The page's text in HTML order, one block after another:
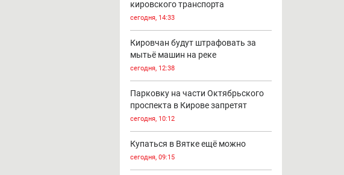
кировского транспорта
сегодня, 14:33
Кировчан будут штрафовать за
мытьё машин на реке
сегодня, 12:38
Парковку на части Октябрьского
проспекта в Кирове запретят
сегодня, 10:12
Купаться в Вятке ещё можно
сегодня, 09:15